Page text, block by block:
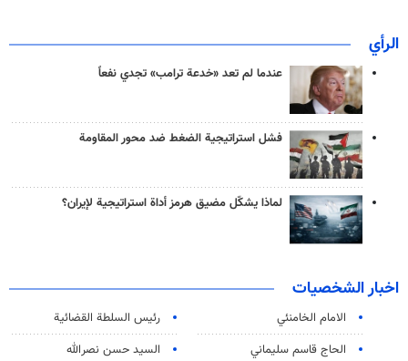
الرأي
عندما لم تعد «خدعة ترامب» تجدي نفعاً
فشل استراتيجية الضغط ضد محور المقاومة
لماذا يشكّل مضيق هرمز أداة استراتيجية لإيران؟
اخبار الشخصيات
الامام الخامنئي
رئیس السلطة القضائیة
الحاج قاسم سليماني
السيد حسن نصرالله